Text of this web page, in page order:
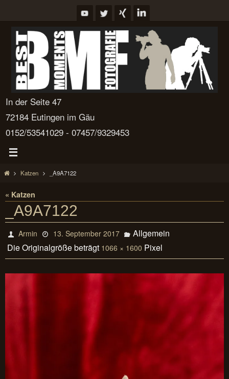
springen
In der Seite 47
72184 Eutingen im Gäu
0152/53541029 - 07457/9329453
StartKatzen _A9A7122
« Katzen
_A9A7122
Armin 13. September 2017
Allgemein
Die Originalgröße beträgt 1066 × 1600 Pixel